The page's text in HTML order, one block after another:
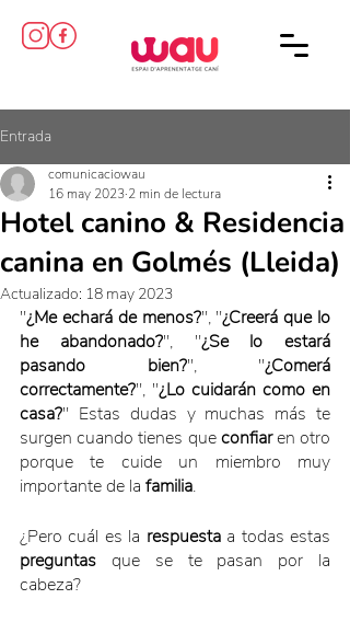
Entrada
Hotel canino & Residencia
canina en Golmés (Lleida)
comunicaciowau
16 may 2023 2 min de lectura
Actualizado: 18 may 2023
"¿Me echará de menos?", "¿Creerá que lo
he abandonado?", "¿Se lo estará
pasando bien?", "¿Comerá
correctamente?", "¿Lo cuidarán como en
casa?" Estas dudas y muchas más te
surgen cuando tienes que confiar en otro
porque te cuide un miembro muy
importante de la familia.
¿Pero cuál es la respuesta
preguntas que se te pasan por la
cabeza?